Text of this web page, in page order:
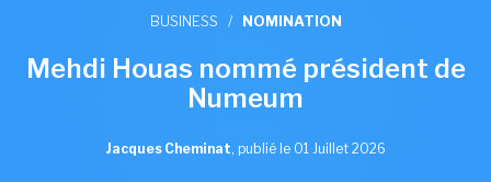
BUSINESS / NOMINATION
Mehdi Houas nommé président de
Numeum
Jacques Cheminat, publié le 01 Juillet 2026